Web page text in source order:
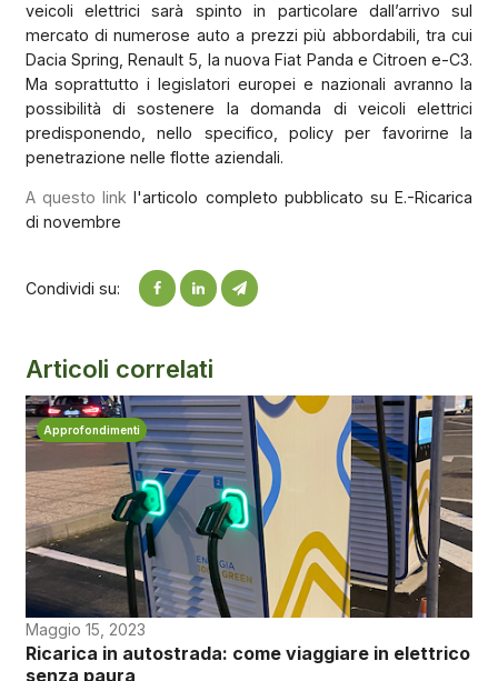
veicoli elettrici sarà spinto in particolare dall’arrivo sul
mercato di numerose auto a prezzi più abbordabili, tra cui
Dacia Spring, Renault 5, la nuova Fiat Panda e Citroen e-C3.
Ma soprattutto i legislatori europei e nazionali avranno la
possibilità di sostenere la domanda di veicoli elettrici
predisponendo, nello specifico, policy per favorirne la
penetrazione nelle flotte aziendali.
A questo link l'articolo completo pubblicato su E.-Ricarica
di novembre
Condividi su:
Articoli correlati
Approfondimenti
Maggio 15, 2023
Ricarica in autostrada: come viaggiare in elettrico
senza paura